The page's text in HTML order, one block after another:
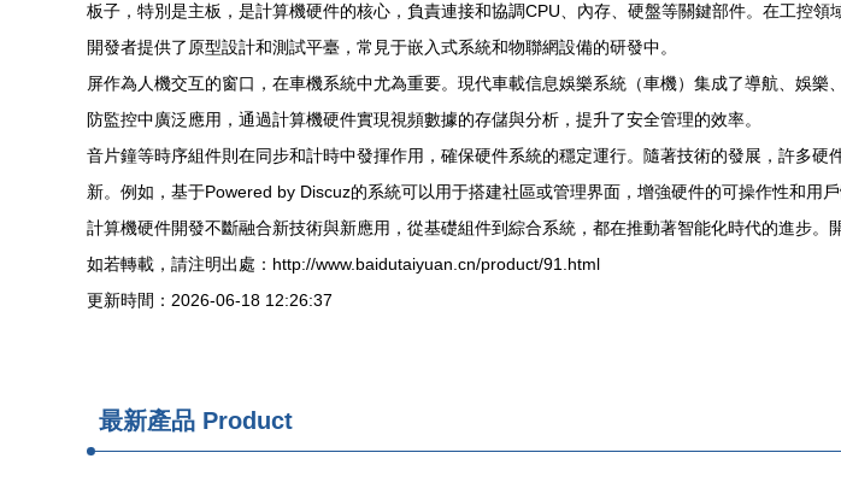
板子，特別是主板，是計算機硬件的核心，負責連接和協調CPU、內存、硬盤等關鍵部件。在工控
開發者提供了原型設計和測試平臺，常見于嵌入式系統和物聯網設備的研發中。
屏作為人機交互的窗口，在車機系統中尤為重要。現代車載信息娛樂系統（車機）集成了導航、娛
防監控中廣泛應用，通過計算機硬件實現視頻數據的存儲與分析，提升了安全管理的效率。
音片鐘等時序組件則在同步和計時中發揮作用，確保硬件系統的穩定運行。隨著技術的發展，許多
新。例如，基于Powered by Discuz的系統可以用于搭建社區或管理界面，增強硬件的可操作性和用戶
計算機硬件開發不斷融合新技術與新應用，從基礎組件到綜合系統，都在推動著智能化時代的進步
如若轉載，請注明出處：http://www.baidutaiyuan.cn/product/91.html
更新時間：2026-06-18 12:26:37
最新產品 Product